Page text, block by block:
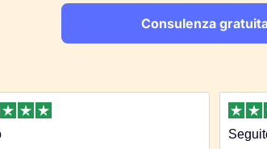
Consulenza